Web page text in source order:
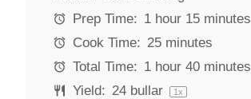
r
a
r
s
a
r
s
a
r
s
aPrep Time: 1 hour 15 minutes
Cook Time: 25 minutes
Total Time: 1 hour 40 minutes
Yield: 24bullar 1x